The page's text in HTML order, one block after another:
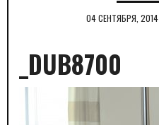
04 СЕНТЯБРЯ, 2014
_DUB8700